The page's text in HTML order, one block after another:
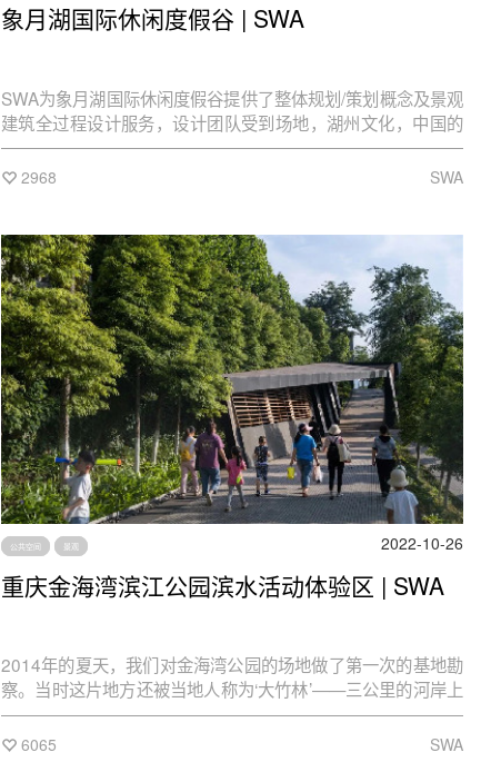
象月湖国际休闲度假谷 | SWA
SWA为象月湖国际休闲度假谷提供了整体规划/策划概念及景观
建筑全过程设计服务，设计团队受到场地，湖州文化，中国的
山水居游的生活方式启发
2968 SWA
公共空间 景观 2022-10-26
重庆金海湾滨江公园滨水活动体验区 | SWA
2014年的夏天，我们对金海湾公园的场地做了第一次的基地勘
察。当时这片地方还被当地人称为‘大竹林’——三公里的河岸上
除了一丛丛的竹林与散落的田地，就是红色的粘土和几棵数得
过来的黄葛树。探勘一开始的短短的两三个小时，我们就感受
6065 SWA